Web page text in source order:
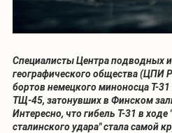
Специалисты Центра подводных
географического общества (ЦПИ
бортов немецкого миноносца Т-
ТЩ-45, затонувших в Финском
Интересно, что гибель Т-31 в ходе
сталинского удара" стала самой